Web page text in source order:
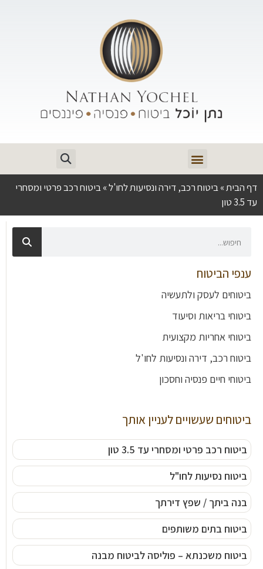
דף הבית»ביטוח רכב, דירה ונסיעות לחו'ל»ביטוח רכב פרטי ומסחרי
עד 3.5 טון
ענפי הביטוח
ביטוחים לעסק ולתעשיה
ביטוחי בריאות וסיעוד
ביטוחי אחריות מקצועית
ביטוח רכב, דירה ונסיעות לחו'ל
ביטוחי חיים פנסיה וחסכון
ביטוחים שעשויים לעניין אותך
ביטוח רכב פרטי ומסחרי עד 3.5 טון
ביטוח נסיעות לחו"ל
בנה ביתך / שפץ דירתך
ביטוח בתים משותפים
ביטוח משכנתא – פוליסה לביטוח מבנה